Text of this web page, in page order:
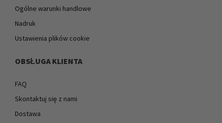
Ogólne warunki handlowe
Nadruk
Ustawienia plików cookie
OBSŁUGA KLIENTA
FAQ
Skontaktuj się z nami
Dostawa